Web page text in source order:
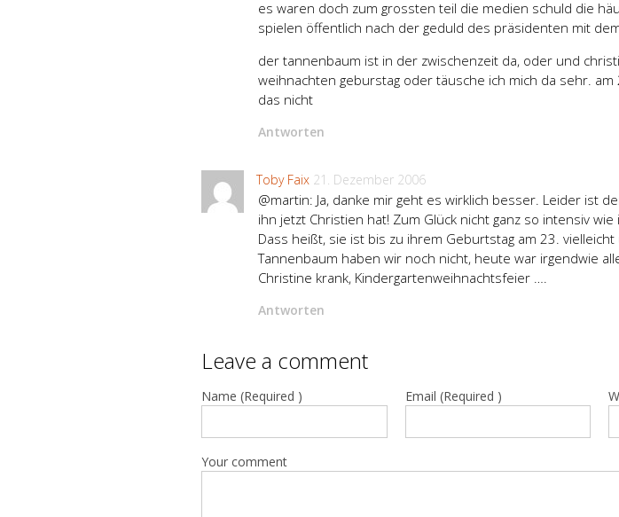
es waren doch zum grossten teil die medien schuld die
spielen öffentlich nach der geduld des präsidenten mit
der tannenbaum ist in der zwischenzeit da, oder und
weihnachten geburstag oder täusche ich mich da sehr.
das nicht
Antworten
Toby Faix 21. Dezember 2006
@martin: Ja, danke mir geht es wirklich besser. Leider ist
ihn jetzt Christien hat! Zum Glück nicht ganz so intensiv
Dass heißt, sie ist bis zu ihrem Geburtstag am 23.
Tannenbaum haben wir noch nicht, heute war irgendwie
Christine krank, Kindergartenweihnachtsfeier ….
Antworten
Leave a comment
Name (Required ) Email (Required )
Your comment